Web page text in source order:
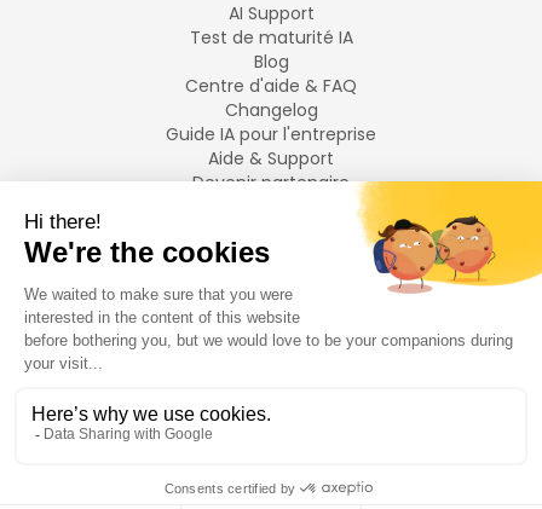
AI Support
Test de maturité IA
Blog
Centre d'aide & FAQ
Changelog
Guide IA pour l'entreprise
Aide & Support
Devenir partenaire
LANGUES
Français
English
2026Swiftask. Tous droits réservés.